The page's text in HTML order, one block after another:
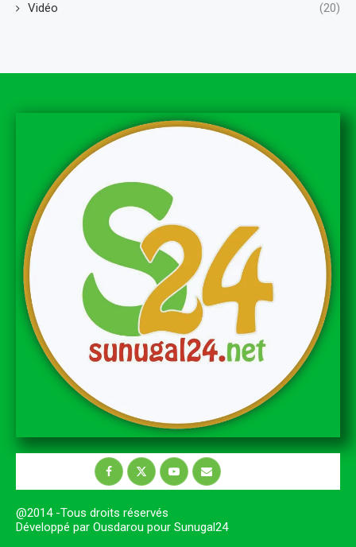
Vidéo (20)
@2014 -Tous droits réservés
Développé par Ousdarou pour Sunugal24